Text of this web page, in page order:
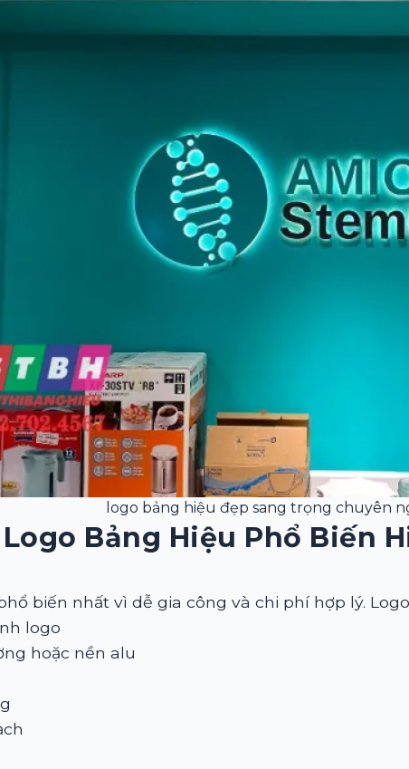
logo bảng hiệu đẹp sang trọng chuyên
Bảng Hiệu Phổ Biến
biến nhất vì dễ gia công và chi phí hợp lý.
logo
hoặc nền alu